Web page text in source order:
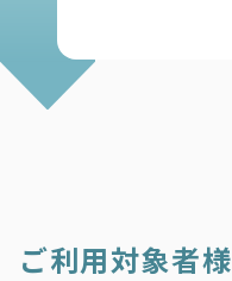
ご利用対象者様